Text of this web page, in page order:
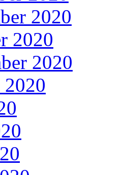
2020
2020
2020